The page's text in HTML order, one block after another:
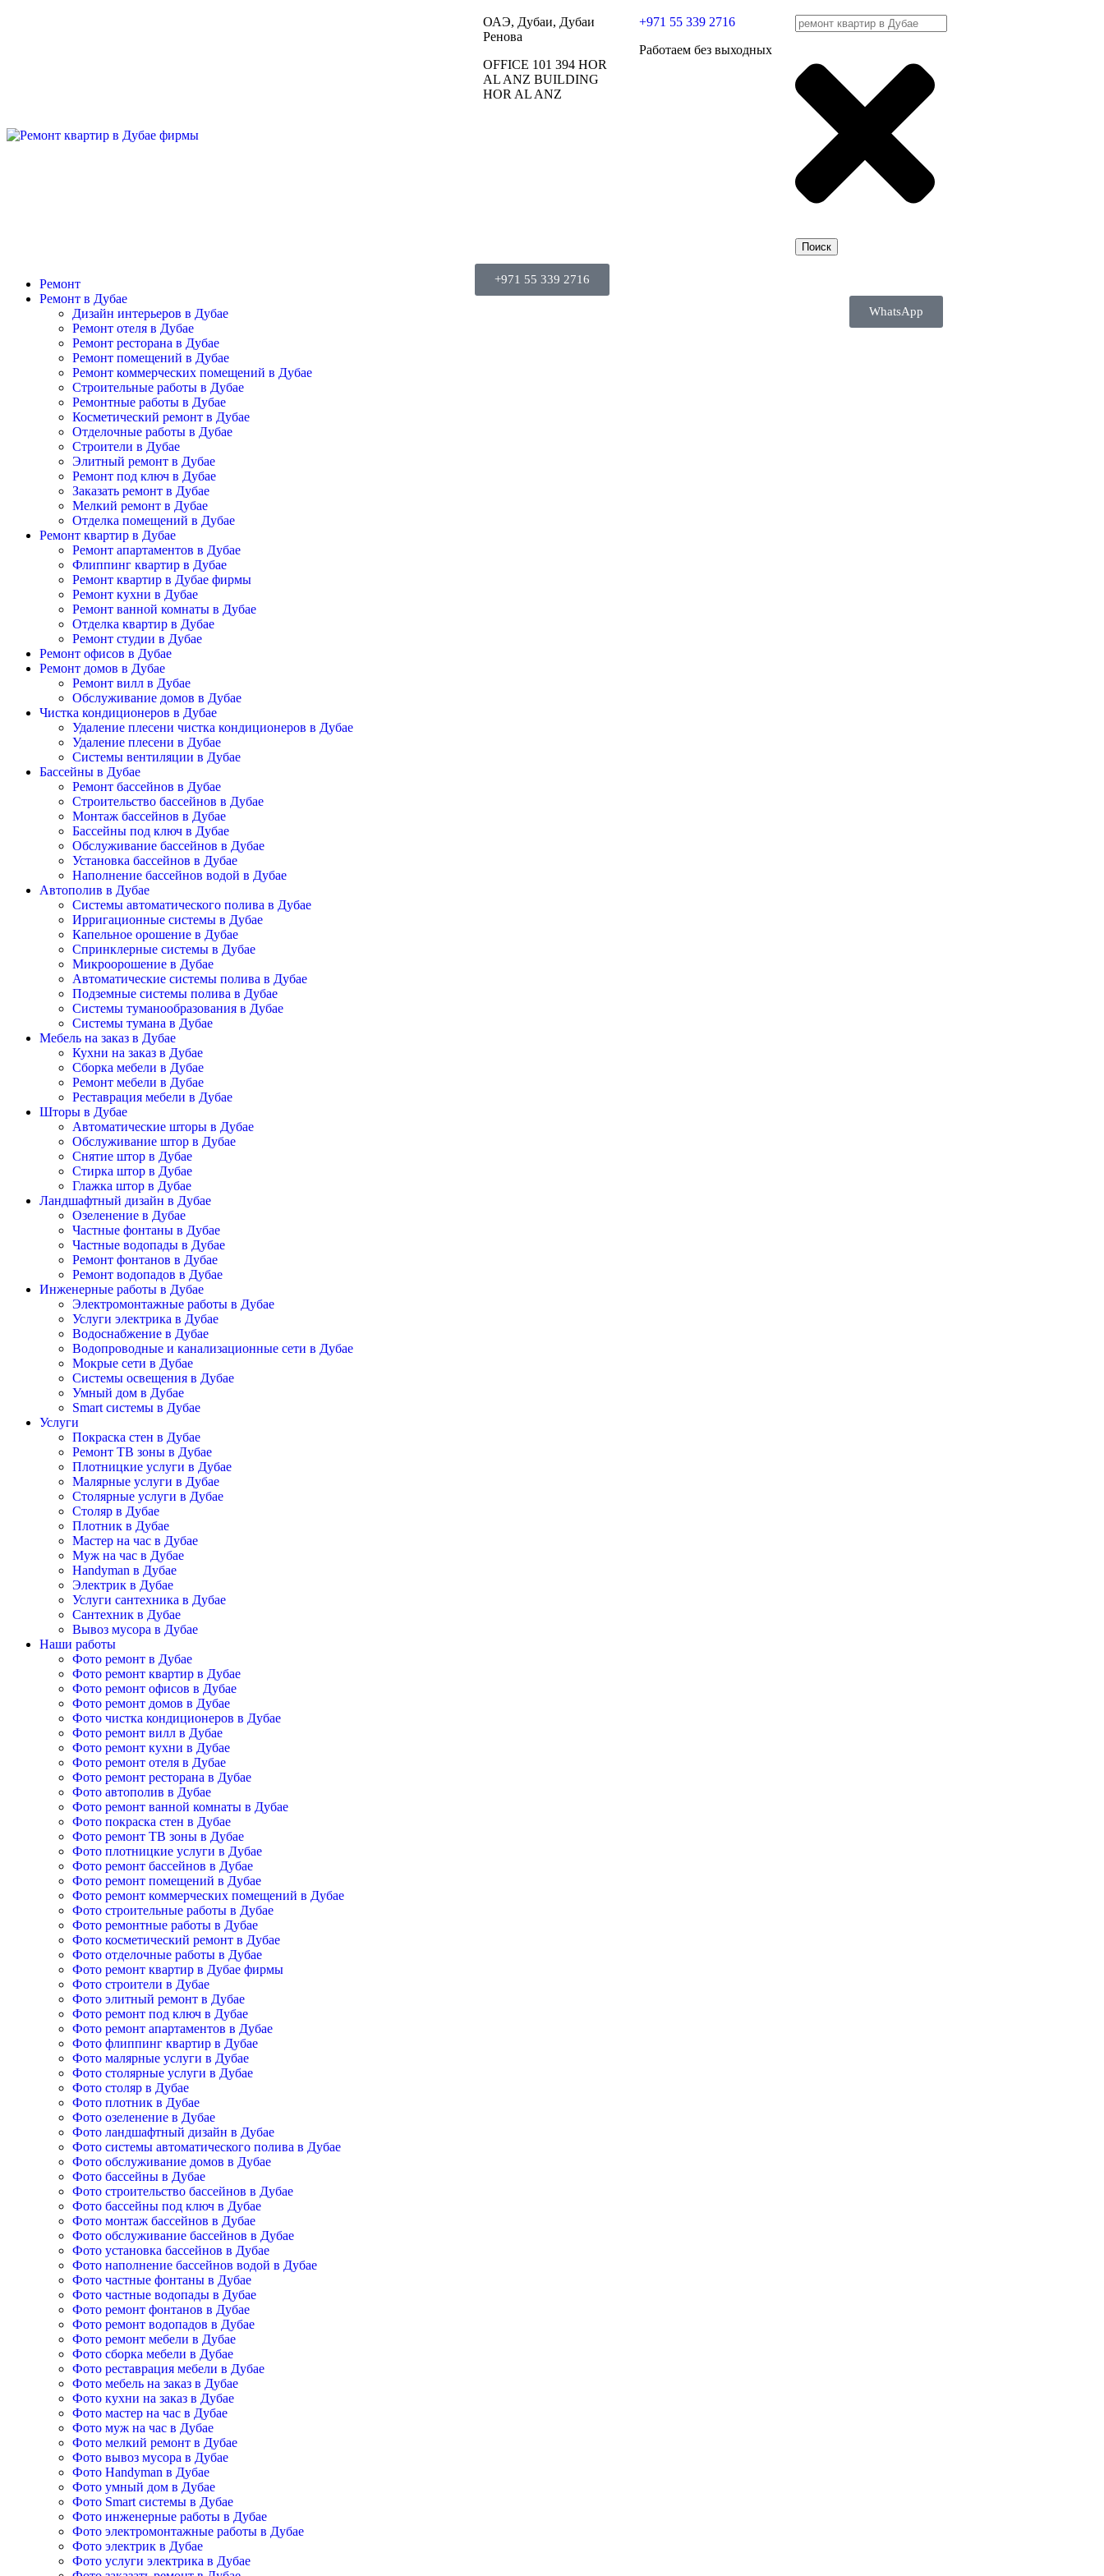
ОАЭ, Дубаи, Дубаи
Ренова
OFFICE 101 394 HOR
AL ANZ BUILDING
HOR AL ANZ
+971 55 339 2716
Работаем без выходных
Поиск
Ремонт
Ремонт в Дубае
Дизайн интерьеров в Дубае
Ремонт отеля в Дубае
Ремонт ресторана в Дубае
Ремонт помещений в Дубае
Ремонт коммерческих помещений в Дубае
Строительные работы в Дубае
Ремонтные работы в Дубае
Косметический ремонт в Дубае
Отделочные работы в Дубае
Строители в Дубае
Элитный ремонт в Дубае
Ремонт под ключ в Дубае
Заказать ремонт в Дубае
Мелкий ремонт в Дубае
Отделка помещений в Дубае
Ремонт квартир в Дубае
Ремонт апартаментов в Дубае
Флиппинг квартир в Дубае
Ремонт квартир в Дубае фирмы
Ремонт кухни в Дубае
Ремонт ванной комнаты в Дубае
Отделка квартир в Дубае
Ремонт студии в Дубае
Ремонт офисов в Дубае
Ремонт домов в Дубае
Ремонт вилл в Дубае
Обслуживание домов в Дубае
Чистка кондиционеров в Дубае
Удаление плесени чистка кондиционеров в Дубае
Удаление плесени в Дубае
Системы вентиляции в Дубае
Бассейны в Дубае
Ремонт бассейнов в Дубае
Строительство бассейнов в Дубае
Монтаж бассейнов в Дубае
Бассейны под ключ в Дубае
Обслуживание бассейнов в Дубае
Установка бассейнов в Дубае
Наполнение бассейнов водой в Дубае
Автополив в Дубае
Системы автоматического полива в Дубае
Ирригационные системы в Дубае
Капельное орошение в Дубае
Спринклерные системы в Дубае
Микроорошение в Дубае
Автоматические системы полива в Дубае
Подземные системы полива в Дубае
Системы туманообразования в Дубае
Системы тумана в Дубае
Мебель на заказ в Дубае
Кухни на заказ в Дубае
Сборка мебели в Дубае
Ремонт мебели в Дубае
Реставрация мебели в Дубае
Шторы в Дубае
Автоматические шторы в Дубае
Обслуживание штор в Дубае
Снятие штор в Дубае
Стирка штор в Дубае
Глажка штор в Дубае
Ландшафтный дизайн в Дубае
Озеленение в Дубае
Частные фонтаны в Дубае
Частные водопады в Дубае
Ремонт фонтанов в Дубае
Ремонт водопадов в Дубае
Инженерные работы в Дубае
Электромонтажные работы в Дубае
Услуги электрика в Дубае
Водоснабжение в Дубае
Водопроводные и канализационные сети в Дубае
Мокрые сети в Дубае
Системы освещения в Дубае
Умный дом в Дубае
Smart системы в Дубае
Услуги
Покраска стен в Дубае
Ремонт ТВ зоны в Дубае
Плотницкие услуги в Дубае
Малярные услуги в Дубае
Столярные услуги в Дубае
Столяр в Дубае
Плотник в Дубае
Мастер на час в Дубае
Муж на час в Дубае
Handyman в Дубае
Электрик в Дубае
Услуги сантехника в Дубае
Сантехник в Дубае
Вывоз мусора в Дубае
Наши работы
Фото ремонт в Дубае
Фото ремонт квартир в Дубае
Фото ремонт офисов в Дубае
Фото ремонт домов в Дубае
Фото чистка кондиционеров в Дубае
Фото ремонт вилл в Дубае
Фото ремонт кухни в Дубае
Фото ремонт отеля в Дубае
Фото ремонт ресторана в Дубае
Фото автополив в Дубае
Фото ремонт ванной комнаты в Дубае
Фото покраска стен в Дубае
Фото ремонт ТВ зоны в Дубае
Фото плотницкие услуги в Дубае
Фото ремонт бассейнов в Дубае
Фото ремонт помещений в Дубае
Фото ремонт коммерческих помещений в Дубае
Фото строительные работы в Дубае
Фото ремонтные работы в Дубае
Фото косметический ремонт в Дубае
Фото отделочные работы в Дубае
Фото ремонт квартир в Дубае фирмы
Фото строители в Дубае
Фото элитный ремонт в Дубае
Фото ремонт под ключ в Дубае
Фото ремонт апартаментов в Дубае
Фото флиппинг квартир в Дубае
Фото малярные услуги в Дубае
Фото столярные услуги в Дубае
Фото столяр в Дубае
Фото плотник в Дубае
Фото озеленение в Дубае
Фото ландшафтный дизайн в Дубае
Фото системы автоматического полива в Дубае
Фото обслуживание домов в Дубае
Фото бассейны в Дубае
Фото строительство бассейнов в Дубае
Фото бассейны под ключ в Дубае
Фото монтаж бассейнов в Дубае
Фото обслуживание бассейнов в Дубае
Фото установка бассейнов в Дубае
Фото наполнение бассейнов водой в Дубае
Фото частные фонтаны в Дубае
Фото частные водопады в Дубае
Фото ремонт фонтанов в Дубае
Фото ремонт водопадов в Дубае
Фото ремонт мебели в Дубае
Фото сборка мебели в Дубае
Фото реставрация мебели в Дубае
Фото мебель на заказ в Дубае
Фото кухни на заказ в Дубае
Фото мастер на час в Дубае
Фото муж на час в Дубае
Фото мелкий ремонт в Дубае
Фото вывоз мусора в Дубае
Фото Handyman в Дубае
Фото умный дом в Дубае
Фото Smart системы в Дубае
Фото инженерные работы в Дубае
Фото электромонтажные работы в Дубае
Фото электрик в Дубае
Фото услуги электрика в Дубае
+971 55 339 2716
WhatsApp